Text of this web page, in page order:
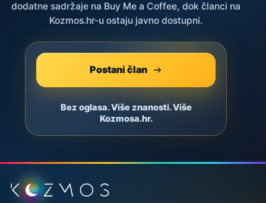
dodatne sadržaje na Buy Me a Coffee, dok članci na
Kozmos.hr-u ostaju javno dostupni.
Postani član
Bez oglasa. Više znanosti. Više
Kozmosa.hr.
Podnožje stranice